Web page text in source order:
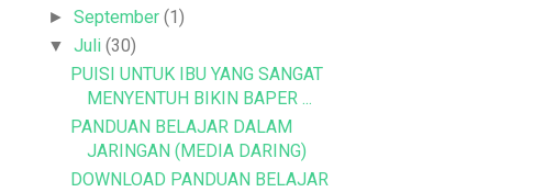
►September(1)
▼Juli(30)
PUISI UNTUK IBU YANG SANGAT
MENYENTUH BIKIN BAPER ...
PANDUAN BELAJAR DALAM
JARINGAN (MEDIA DARING)
DOWNLOAD PANDUAN BELAJAR